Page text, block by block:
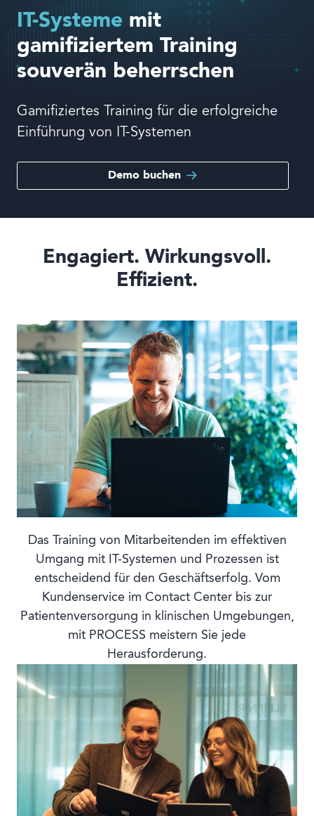
Sprache
IT-Systeme mit
gamifiziertem Training
souverän beherrschen
Gamifiziertes Training für die erfolgreiche
Einführung von IT-Systemen
Demo buchen
Engagiert. Wirkungsvoll.
Effizient.
Das Training von Mitarbeitenden im effektiven
Umgang mit IT-Systemen und Prozessen ist
entscheidend für den Geschäftserfolg. Vom
Kundenservice im Contact Center bis zur
Patientenversorgung in klinischen Umgebungen,
mit PROCESS meistern Sie jede
Herausforderung.